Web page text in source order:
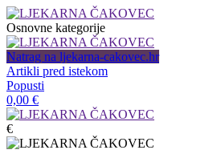
Osnovne kategorije
Natrag na ljekarna-cakovec.hr
Artikli pred istekom
Popusti
0,00 €
€